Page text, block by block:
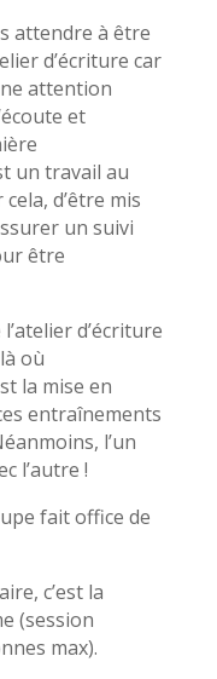
attendre à être
d’écriture car
attention
et
un travail au
d’être mis
un suivi
être
d’écriture
où
la mise en
entraînements
l’un
l’autre !
fait office de
c’est la
(session
max).